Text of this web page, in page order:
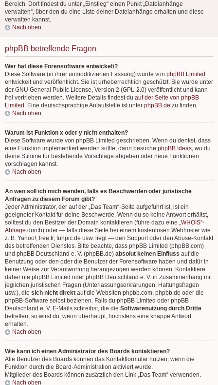
Bereich. Dort findest du unter „Einstieg“ einen Punkt „Dateianhänge
verwalten“, über den du eine Liste deiner Dateianhänge erhalten und diese
verwalten kannst.
Nach oben
phpBB betreffende Fragen
Wer hat diese Forensoftware entwickelt?
Diese Software (in ihrer unmodifizierten Fassung) wurde von phpBB Limited
entwickelt und veröffentlicht. Sie ist urheberrechtlich geschützt. Sie wurde unter
der GNU General Public License, Version 2 (GPL-2.0) veröffentlicht und kann
frei vertrieben werden. Weitere Details findest du auf der Seite von phpBB
Limited . Eine deutschsprachige Anlaufstelle ist unter phpBB.de zu finden.
Nach oben
Warum ist Funktion x oder y nicht enthalten?
Diese Software wurde von phpBB Limited geschrieben. Wenn du denkst, dass
eine Funktion implementiert werden sollte, dann besuche phpBB Ideas, wo du
deine Stimme für bestehende Vorschläge abgeben oder neue Funktionen
vorschlagen kannst.
Nach oben
An wen soll ich mich wenden, falls es Beschwerden oder juristische
Anfragen zu diesem Forum gibt?
Jeder Administrator, der auf der „Das Team“-Seite aufgeführt ist, ist ein
geeigneter Kontakt für deine Beschwerde. Wenn du so keine Antwort erhältst,
solltest du den Besitzer der Domain kontaktieren (führe dazu eine „WHOIS“-
Abfrage durch) oder — falls diese Seite bei einem kostenlosen Webhoster wie
z. B. Yahoo!, free.fr, funpic.de usw. liegt — den Support oder den Abuse-Kontakt
des betreffenden Dienstes. Bitte beachte, dass phpBB Limited (phpBB.com)
und phpBB Deutschland e. V. (phpBB.de) absolut keinen Einfluss auf die
Benutzung oder den oder die Benutzer der Forensoftware haben und dafür in
keiner Weise zur Verantwortung herangezogen werden können. Kontaktiere
daher nie phpBB Limited oder phpBB Deutschland e. V. in Zusammenhang mit
jeglichen juristischen Fragen (Unterlassungserklärungen, Haftungsfragen
usw.), die sich nicht direkt auf die Websiten phpbb.com, phpbb.de oder die
phpBB-Software selbst beziehen. Falls du phpBB Limited oder phpBB
Deutschland e. V. E-Mails schreibst, die die Softwarenutzung durch Dritte
betreffen, so wirst du, wenn überhaupt, höchstens eine knappe Antwort
erhalten.
Nach oben
Wie kann ich einen Administrator des Boards kontaktieren?
Alle Benutzer des Boards können das Kontaktformular nutzen, wenn die
Funktion durch die Board-Administration aktiviert wurde.
Mitglieder des Boards können zusätzlich den Link „Das Team“ verwenden.
Nach oben